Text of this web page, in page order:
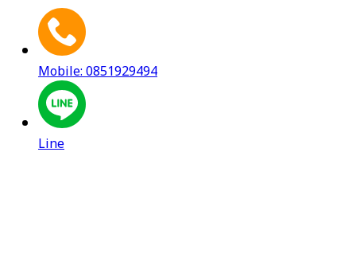
Mobile: 0851929494
Line